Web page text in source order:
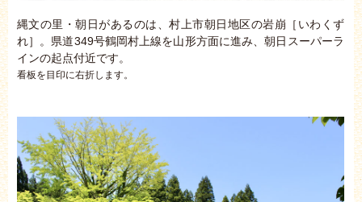
縄文の里・朝日があるのは、村上市朝日地区の岩崩［いわくず
れ］。県道349号鶴岡村上線を山形方面に進み、朝日スーパーラ
インの起点付近です。
看板を目印に右折します。